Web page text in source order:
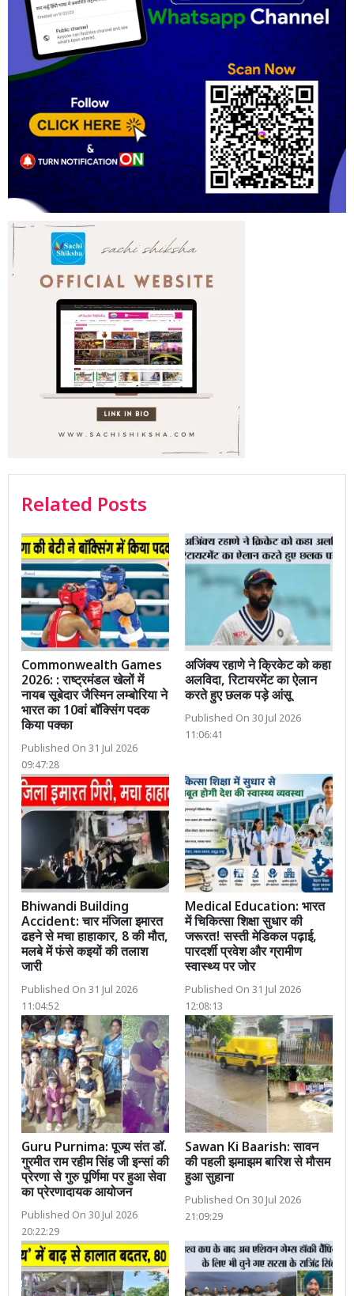
Related Posts
Commonwealth Games
2026: : राष्ट्रमंडल खेलों में
नायब सूबेदार जैस्मिन लम्बोरिया ने
भारत का 10वां बॉक्सिंग पदक
किया पक्का
Published On 31 Jul 2026
09:47:28
अजिंक्य रहाणे ने क्रिकेट को कहा
अलविदा, रिटायरमेंट का ऐलान
करते हुए छलक पड़े आंसू
Published On 30 Jul 2026
11:06:41
Bhiwandi Building
Accident: चार मंजिला इमारत
ढहने से मचा हाहाकार, 8 की मौत,
मलबे में फंसे कइयों की तलाश
जारी
Published On 31 Jul 2026
11:04:52
Medical Education: भारत
में चिकित्सा शिक्षा सुधार की
जरूरत! सस्ती मेडिकल पढ़ाई,
पारदर्शी प्रवेश और ग्रामीण
स्वास्थ्य पर जोर
Published On 31 Jul 2026
12:08:13
Guru Purnima: पूज्य संत डॉ.
गुरमीत राम रहीम सिंह जी इन्सां की
प्रेरणा से गुरु पूर्णिमा पर हुआ सेवा
का प्रेरणादायक आयोजन
Published On 30 Jul 2026
20:22:29
Sawan Ki Baarish: सावन
की पहली झमाझम बारिश से मौसम
हुआ सुहाना
Published On 30 Jul 2026
21:09:29